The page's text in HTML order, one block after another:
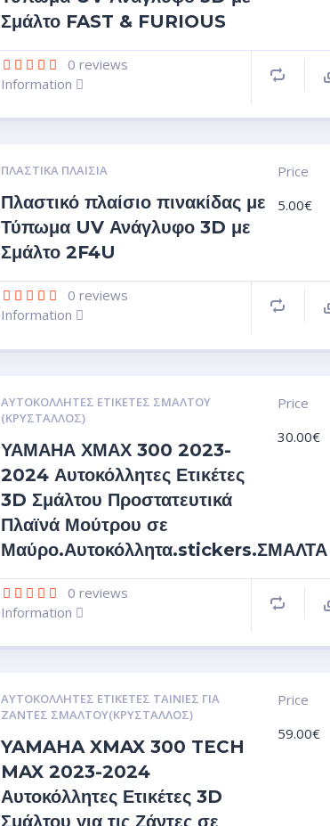
Σμάλτο FAST & FURIOUS
0 reviews
Information
ΠΛΑΣΤΙΚΆ ΠΛΑΊΣΙΑ
Πλαστικό πλαίσιο πινακίδας με
Τύπωμα UV Ανάγλυφο 3D με
Σμάλτο 2F4U
Price
5.00€
0 reviews
Information
ΑΥΤΟΚΌΛΛΗΤΕΣ ΕΤΙΚΈΤΕΣ ΣΜΆΛΤΟΥ
(ΚΡΥΣΤΑΛΛΟΣ)
ΥΑΜΑΗΑ ΧΜΑΧ 300 2023-
2024 Αυτοκόλλητες Ετικέτες
3D Σμάλτου Προστατευτικά
Πλαϊνά Μούτρου σε
Μαύρο.Αυτοκόλλητα.stickers.ΣΜΑΛΤΑ
Price
30.00€
0 reviews
Information
ΑΥΤΟΚΌΛΛΗΤΕΣ ΕΤΙΚΈΤΕΣ ΤΑΙΝΊΕΣ ΓΙΑ
ΖΆΝΤΕΣ ΣΜΆΛΤΟΥ(ΚΡΎΣΤΑΛΛΟΣ)
YAMAHA XMAX 300 TECH
MAX 2023-2024
Αυτοκόλλητες Ετικέτες 3D
Σμάλτου για τις Ζάντες σε
Price
59.00€